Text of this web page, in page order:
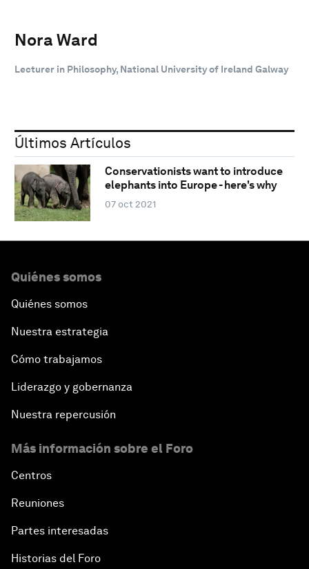
Nora Ward
Lecturer in Philosophy, National University of Ireland Galway
Últimos Artículos
Conservationists want to introduce
elephants into Europe - here's why
07 oct 2021
Quiénes somos
Quiénes somos
Nuestra estrategia
Cómo trabajamos
Liderazgo y gobernanza
Nuestra repercusión
Más información sobre el Foro
Centros
Reuniones
Partes interesadas
Historias del Foro